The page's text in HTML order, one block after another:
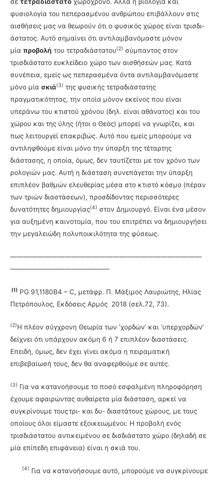
φυσιολογία του πεπερα­σμέ­νου ανθρώπου επιβάλλουν στις
αισθήσεις μας να θεωρούν ότι ο φυσικός χώρος είναι τρισδι­
άστατος. Αυτό σημαίνει ότι αντιλαμβανόμαστε μόνον
μίαπροβολή του τετραδιάστατου(2) σύμπαντος στον
τρισδιάστατο ευκλείδειο χώρο των αισθήσεών μας. Κατά
συνέπεια, εμείς ως πεπερασμένα όντα αντιλαμβανόμαστε
μόνο μίασκιά(3) της φυσικής τετραδιάστατης
πραγματικότητας, την οποία μόνον εκείνος που είναι
υπεράνω του κτιστού χρόνου (δηλ. είναι αθάνατος) και του
χώρου και της ύλης (ήτοι ο Θεός) μπορεί να γνωρίζει, και
πως λειτουργεί επα­κριβώς. Αυτό που εμείς μπορούμε να
αντιληφθούμε είναι μόνο την ύπαρξη της τέταρτης
διάστασης, η οποία, όμως, δεν ταυτίζεται με τον χρόνο των
ρολογιών μας. Αυτή η διάσταση συνεπάγεται την ύπαρξη
επι­πλέον βαθμών ελευθερίας μέσα στο κτιστό κόσμο (πέραν
των τριών διαστάσεων), προσδίδοντας περισ­σότερες
δυνατότητες δημιουργίας(4) στον Δημιουργό. Είναι ένα μέσον
για αυξημένη καινοτομία, που του επιτρέπει να δημιουργήσει
την μεγαλειώδη πολυποικιλότητα της φύσε­ως.
————————————————————————————
——————————————–
(1) PG 91,1180Β4 – C, μετάφρ. Π. Μάξιμος Λαυριώτης, Ηλίας
Πετρόπουλος, Εκδόσεις Αρμός 2018 (σελ.72, 73).
(2)Η πλέον σύγχρονη Θεωρία των ‘χορδών’ και ‘υπερχορδών’
δείχνει ότι υπάρχουν ακόμη 6 ή 7 επιπλέον διαστάσεις.
Επειδή, όμως, δεν έχει γίνει ακόμα η πειραματική
επιβεβαίωσή τους, δεν θα αναφερθούμε σε αυτές.
(3) Για να κατανοήσουμε το ποσό εσφαλμένη πληροφόρηση
έχουμε αφαιρώντας αυθαίρετα μία διάσταση, αρκεί να
συγκρίνουμε τους τρι- και δυ- διαστάτους χώρους, με τους
οποίους όλοι είμαστε εξοικειωμένοι: Η προβολή ενός
τρισδιάστατου αντι­κειμένου σε δισδιάστατο χώρο (δηλαδή σε
μία επίπεδη επιφάνεια) είναι η σκιά του.
(4) Για να κατανοήσουμε αυτό, μπορούμε να συγκρίνουμε